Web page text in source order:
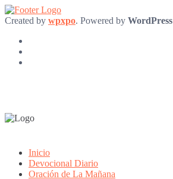
Created by wpxpo. Powered by WordPress
Inicio
Devocional Diario
Oración de La Mañana